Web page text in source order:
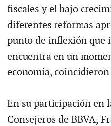
fiscales y el bajo
diferentes reformas
punto de inflexión que
encuentra en un
economía,
En su participación en
Consejeros de BBVA,